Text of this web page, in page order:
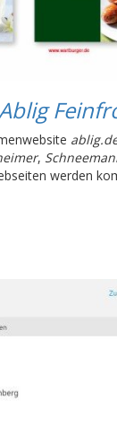
,
werden